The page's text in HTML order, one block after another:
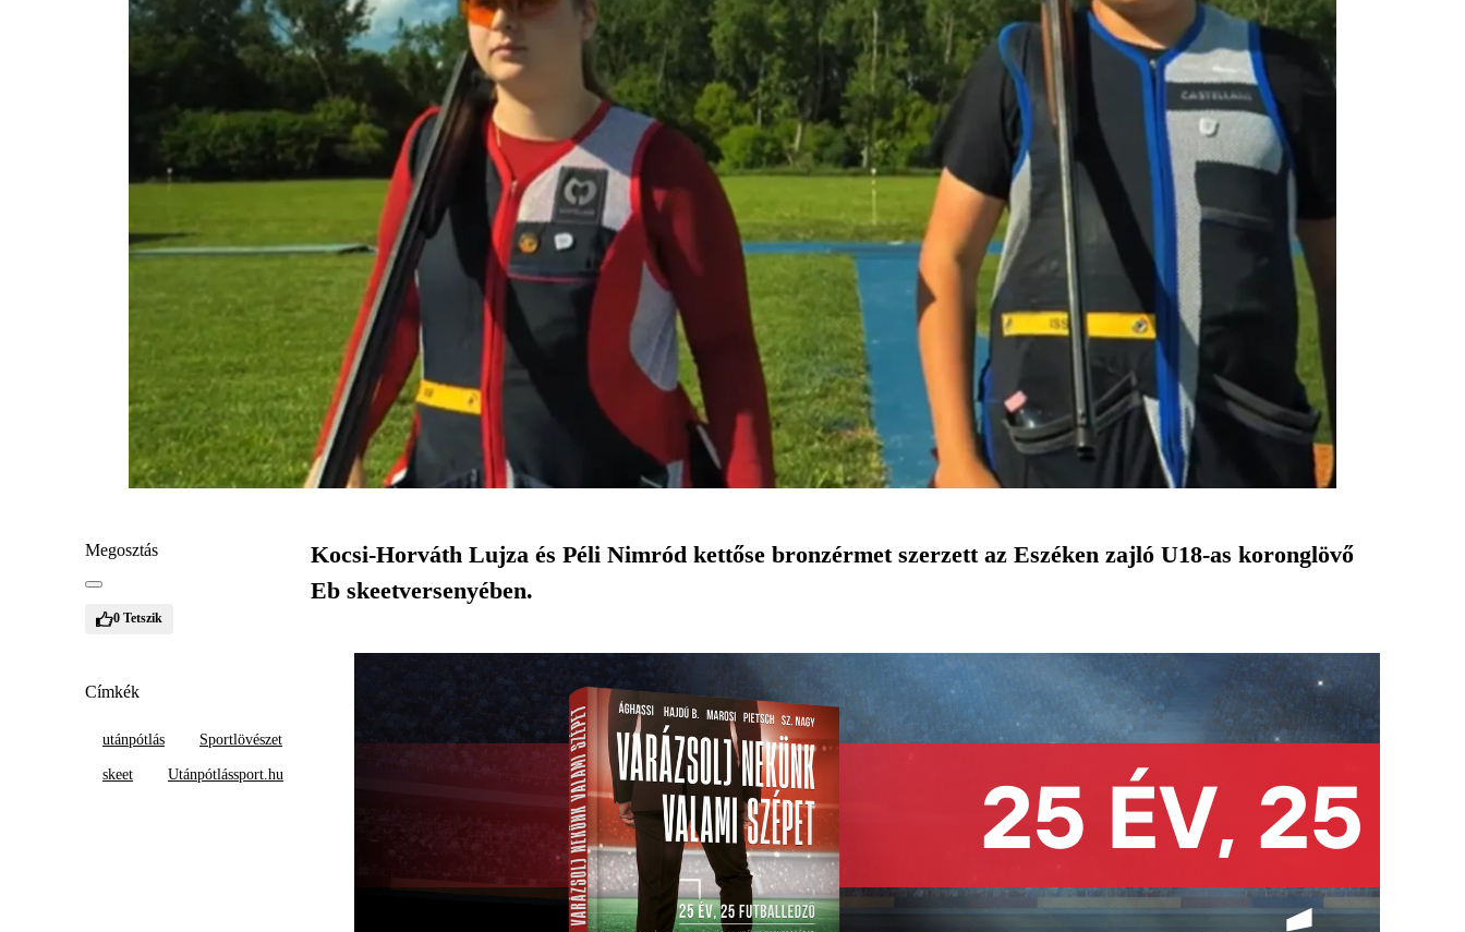
Megosztás
0 Tetszik
Címkék
utánpótlás Sportlövészet
skeet Utánpótlássport.hu
Kocsi-Horváth Lujza és Péli Nimród kettőse bronzérmet szerzett az Eszéken zajló U18-as koronglövő
Eb skeetversenyében.